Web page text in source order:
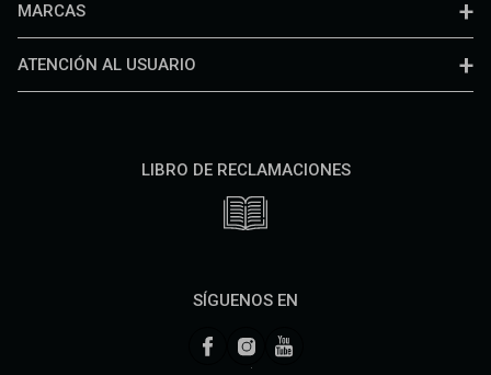
MARCAS
ATENCIÓN AL USUARIO
LIBRO DE RECLAMACIONES
SÍGUENOS EN